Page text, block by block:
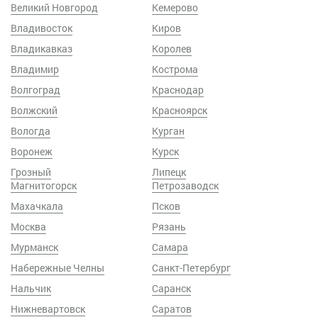
Великий Новгород
Владивосток
Владикавказ
Владимир
Волгоград
Волжский
Вологда
Воронеж
Грозный
Кемерово
Киров
Королев
Кострома
Краснодар
Красноярск
Курган
Курск
Липецк
Магнитогорск
Махачкала
Москва
Мурманск
Набережные Челны
Нальчик
Нижневартовск
Петрозаводск
Псков
Рязань
Самара
Санкт-Петербург
Саранск
Саратов